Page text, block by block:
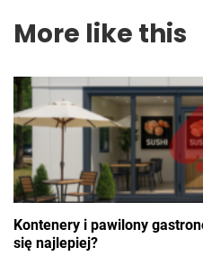
More like this
Kontenery i pawilony
się najlepiej?